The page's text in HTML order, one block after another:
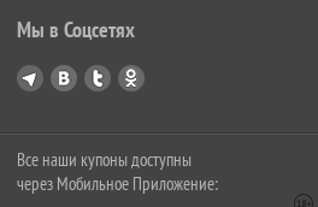
Мы в Соцсетях
Все наши купоны доступны
через Мобильное Приложение: